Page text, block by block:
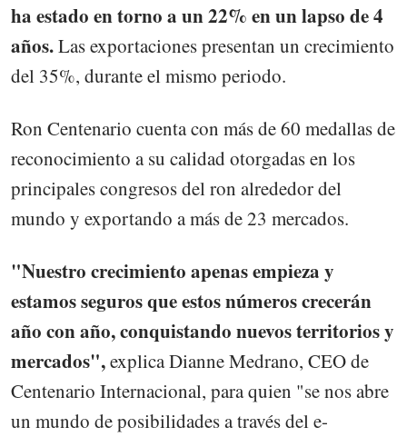
ha estado en torno a un 22% en un lapso de 4
años.Las exportaciones presentan un crecimiento
del 35%, durante el mismo periodo.
Ron Centenario cuenta con más de 60 medallas de
reconocimiento a su calidad otorgadas en los
principales congresos del ron alrededor del
mundo y exportando a más de 23 mercados.
"Nuestro crecimiento apenas empieza y
estamos seguros que estos números crecerán
año con año, conquistando nuevos territorios y
mercados",explica Dianne Medrano, CEO de
Centenario Internacional, para quien "se nos abre
un mundo de posibilidades a través del e-